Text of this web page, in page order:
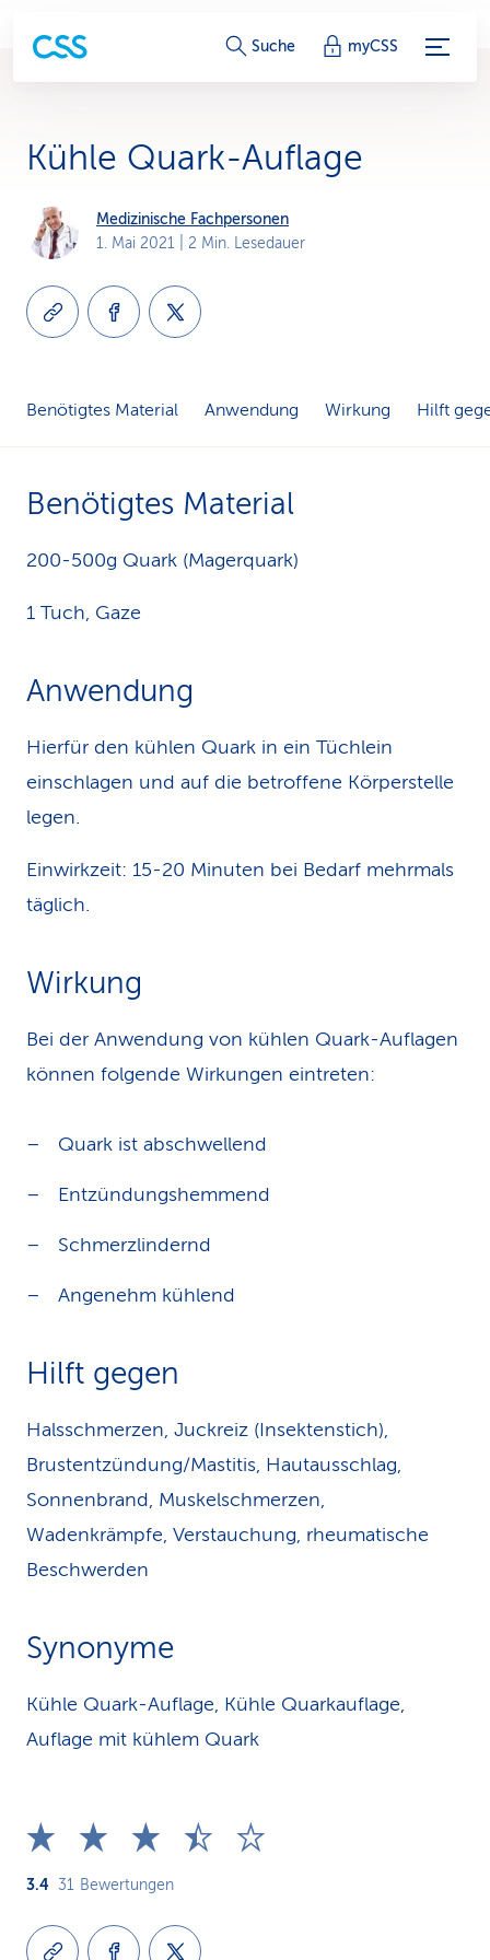
S
i
k
s
Suche myCSS
Kühle Quark-Auflage
Medizinische Fachpersonen
1. Mai 2021 | 2 Min. Lesedauer
Benötigtes Material Anwendung Wirkung Hilft
Benötigtes Material
200-500g Quark (Magerquark)
1 Tuch, Gaze
Anwendung
Hierfür den kühlen Quark in ein Tüchlein
einschlagen und auf die betroffene Körperstelle
legen.
Einwirkzeit: 15-20 Minuten bei Bedarf mehrmals
täglich.
Wirkung
Bei der Anwendung von kühlen Quark-Auflagen
können folgende Wirkungen eintreten:
Quark ist abschwellend
Entzündungshemmend
Schmerzlindernd
Angenehm kühlend
Hilft gegen
Halsschmerzen, Juckreiz (Insektenstich),
Brustentzündung/Mastitis, Hautausschlag,
Sonnenbrand, Muskelschmerzen,
Wadenkrämpfe, Verstauchung, rheumatische
Beschwerden
Synonyme
Kühle Quark-Auflage, Kühle Quarkauflage,
Auflage mit kühlem Quark
3.4 31 Bewertungen